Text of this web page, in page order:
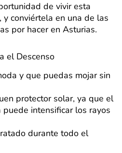
de vivir esta
y conviértela en una de las
por hacer en Asturias.
el Descenso
y que puedas mojar sin
protector solar, ya que el
intensificar los rayos
durante todo el